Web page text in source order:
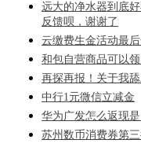
远大的净水器到底
反馈呗，谢谢了
云缴费生金活动最
和包自营商品可以
再探再报！关于我
中行1元微信立减金
华为广发怎么返现
苏州数币消费券第